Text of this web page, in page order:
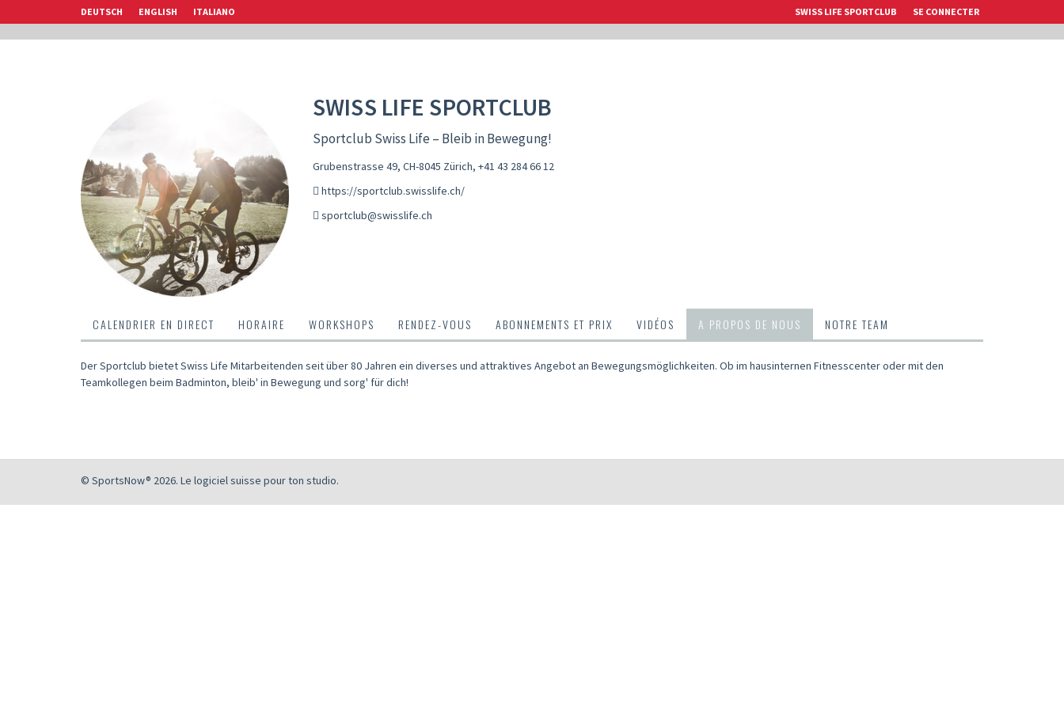
DEUTSCH ENGLISH ITALIANO SWISS LIFE SPORTCLUB SE CONNECTER
SWISS LIFE SPORTCLUB
Sportclub Swiss Life – Bleib in Bewegung!
Grubenstrasse 49, CH-8045 Zürich, +41 43 284 66 12
https://sportclub.swisslife.ch/
sportclub@swisslife.ch
CALENDRIER EN DIRECT HORAIRE WORKSHOPS RENDEZ-VOUS ABONNEMENTS ET PRIX VIDÉOS A PROPOS DE NOUS NOTRE TEAM
Der Sportclub bietet Swiss Life Mitarbeitenden seit über 80 Jahren ein diverses und attraktives Angebot an Bewegungsmöglichkeiten. Ob im hausinternen Fitnesscenter oder mit den
Teamkollegen beim Badminton, bleib' in Bewegung und sorg' für dich!
© SportsNow® 2026. Le logiciel suisse pour ton studio.